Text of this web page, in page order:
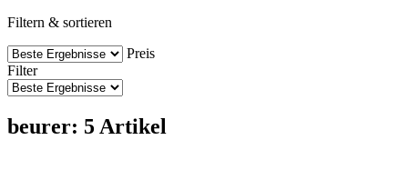
Filtern & sortieren
Preis
Filter
beurer: 5 Artikel